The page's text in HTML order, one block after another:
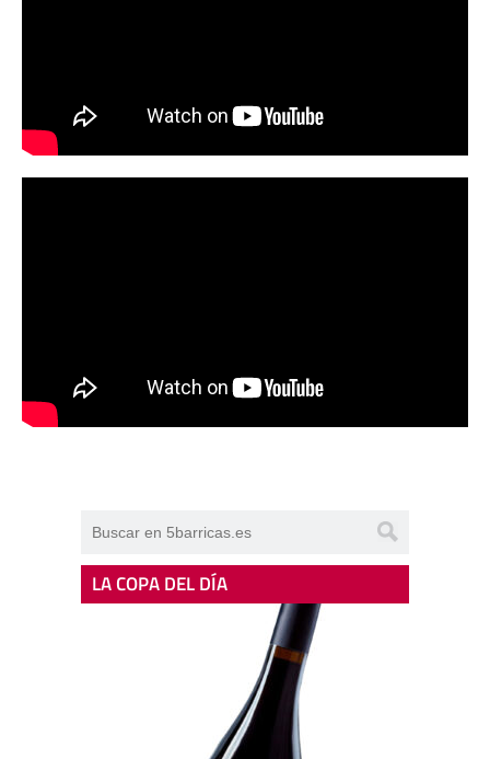
LA COPA DEL DÍA